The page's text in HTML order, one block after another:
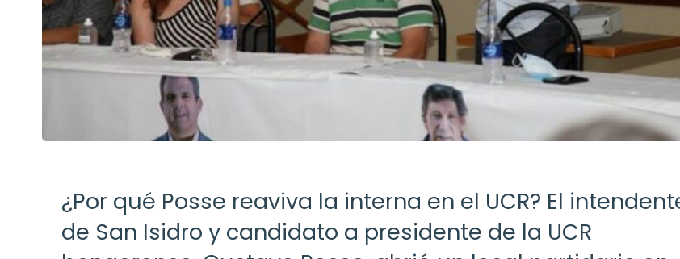
¿Por qué Posse reaviva la interna en el UCR? El
de San Isidro y candidato a presidente de la UCR